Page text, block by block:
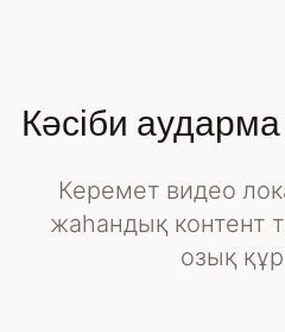
Кәсіби аударма
Керемет видео
жаһандық контент
озық